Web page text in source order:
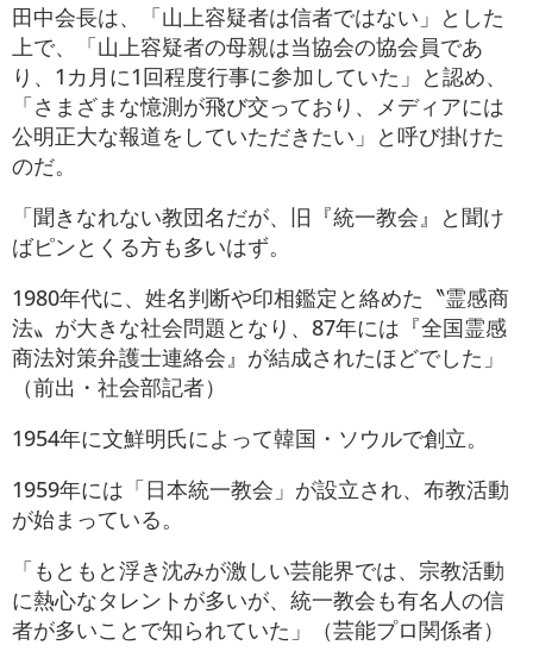
田中会長は、「山上容疑者は信者ではない」とした
上で、「山上容疑者の母親は当協会の協会員であ
り、1カ月に1回程度行事に参加していた」と認め、
「さまざまな憶測が飛び交っており、メディアには
公明正大な報道をしていただきたい」と呼び掛けた
のだ。
「聞きなれない教団名だが、旧『統一教会』と聞け
ばピンとくる方も多いはず。
1980年代に、姓名判断や印相鑑定と絡めた〝霊感商
法〟が大きな社会問題となり、87年には『全国霊感
商法対策弁護士連絡会』が結成されたほどでした」
（前出・社会部記者）
1954年に文鮮明氏によって韓国・ソウルで創立。
1959年には「日本統一教会」が設立され、布教活動
が始まっている。
「もともと浮き沈みが激しい芸能界では、宗教活動
に熱心なタレントが多いが、統一教会も有名人の信
者が多いことで知られていた」（芸能プロ関係者）